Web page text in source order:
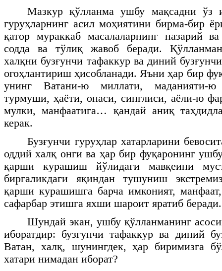
Мазкур қўлланма ушбу мақсадни ўз
гуруҳларнинг асил моҳиятини бирма-бир
қатор мураккаб масалаларнинг назарий
содда ва тўлиқ жавоб беради.
халқни бузғунчи тафаккур ва диний
огоҳлантириш ҳисобланади. Яъни ҳар бир
унинг Ватани-ю миллати, маданияти-
турмуши, ҳаёти, онаси, синглиси, аёли-ю
мулки, манфаатига… қандай аниқ
керак.
Бузғунчи гуруҳлар хатарларини
оддий халқ онги ва ҳар бир фуқаронинг
қарши курашиш йўлидаги мавқеини
биргаликдаги яқиндан тушуниш
қарши курашишга барча имконият,
сафарбар этишга яхши шароит яратиб беради.
Шундай экан, ушбу қўлланманинг
иборатдир: бузғунчи тафаккур ва диний
Ватан, халқ, шунингдек, ҳар биримизга
хатари нимадан иборат?